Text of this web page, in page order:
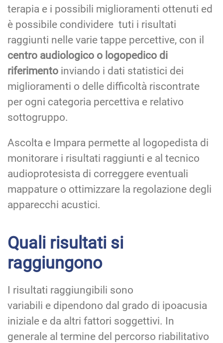
terapia e i possibili miglioramenti ottenuti ed
è possibile condividere tuti i risultati
raggiunti nelle varie tappe percettive, con il
centro audiologico o logopedico di
riferimento inviando i dati statistici dei
miglioramenti o delle difficoltà riscontrate
per ogni categoria percettiva e relativo
sottogruppo.
Ascolta e Impara permette al logopedista di
monitorare i risultati raggiunti e al tecnico
audioprotesista di correggere eventuali
mappature o ottimizzare la regolazione degli
apparecchi acustici.
Quali risultati si
raggiungono
I risultati raggiungibili sono
variabili e dipendono dal grado di ipoacusia
iniziale e da altri fattori soggettivi. In
generale al termine del percorso riabilitativo